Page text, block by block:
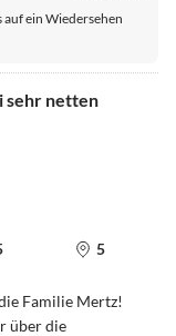
ein Wiedersehen
sehr netten
5
Familie Mertz!
über die